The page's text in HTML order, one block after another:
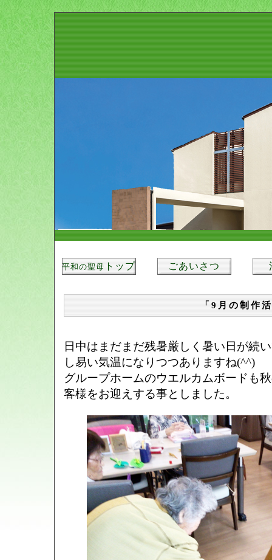
平和の聖母 トップ ごあいさつ
「9月の制作
日中はまだまだ残暑厳しく暑い日が続
し易い気温になりつつありますね(^^)
グループホームのウエルカムボードも
客様をお迎えする事としました。